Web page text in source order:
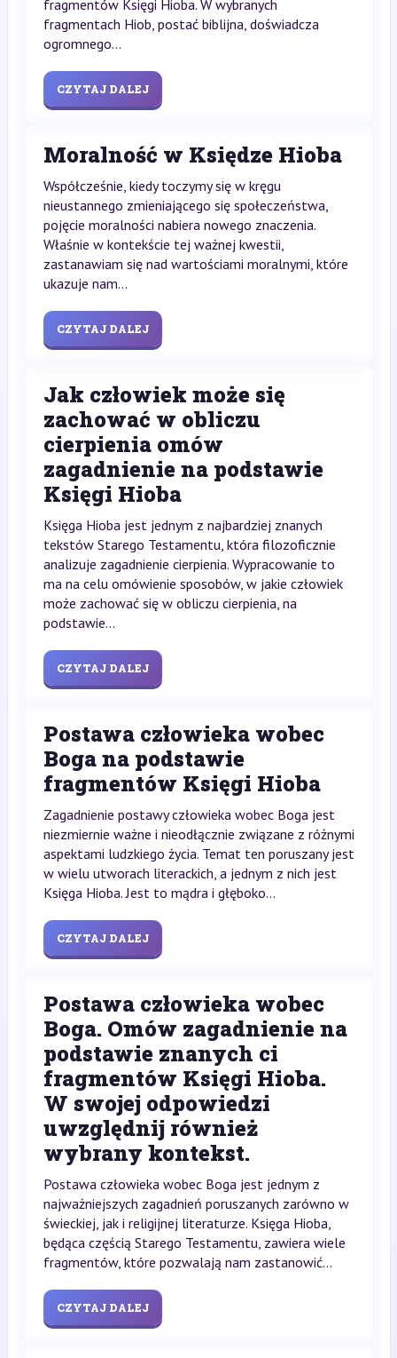
fragmentów Księgi Hioba. W wybranych
fragmentach Hiob, postać biblijna, doświadcza
ogromnego...
CZYTAJ DALEJ
Moralność w Księdze Hioba
Współcześnie, kiedy toczymy się w kręgu
nieustannego zmieniającego się społeczeństwa,
pojęcie moralności nabiera nowego znaczenia.
Właśnie w kontekście tej ważnej kwestii,
zastanawiam się nad wartościami moralnymi, które
ukazuje nam...
CZYTAJ DALEJ
Jak człowiek może się
zachować w obliczu
cierpienia omów
zagadnienie na podstawie
Księgi Hioba
Księga Hioba jest jednym z najbardziej znanych
tekstów Starego Testamentu, która filozoficznie
analizuje zagadnienie cierpienia. Wypracowanie to
ma na celu omówienie sposobów, w jakie człowiek
może zachować się w obliczu cierpienia, na
podstawie...
CZYTAJ DALEJ
Postawa człowieka wobec
Boga na podstawie
fragmentów Księgi Hioba
Zagadnienie postawy człowieka wobec Boga jest
niezmiernie ważne i nieodłącznie związane z różnymi
aspektami ludzkiego życia. Temat ten poruszany jest
w wielu utworach literackich, a jednym z nich jest
Księga Hioba. Jest to mądra i głęboko...
CZYTAJ DALEJ
Postawa człowieka wobec
Boga. Omów zagadnienie na
podstawie znanych ci
fragmentów Księgi Hioba.
W swojej odpowiedzi
uwzględnij również
wybrany kontekst.
Postawa człowieka wobec Boga jest jednym z
najważniejszych zagadnień poruszanych zarówno w
świeckiej, jak i religijnej literaturze. Księga Hioba,
będąca częścią Starego Testamentu, zawiera wiele
fragmentów, które pozwalają nam zastanowić...
CZYTAJ DALEJ